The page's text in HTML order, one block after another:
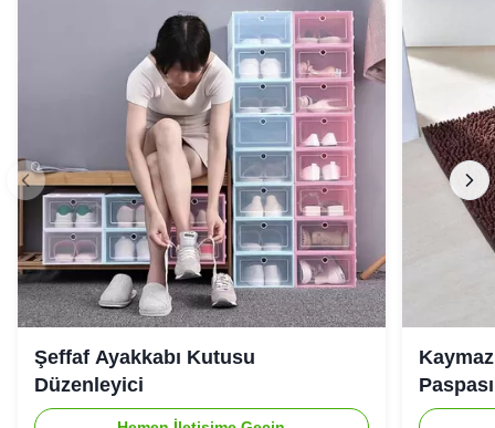
Şeffaf Ayakkabı Kutusu
Düzenleyici